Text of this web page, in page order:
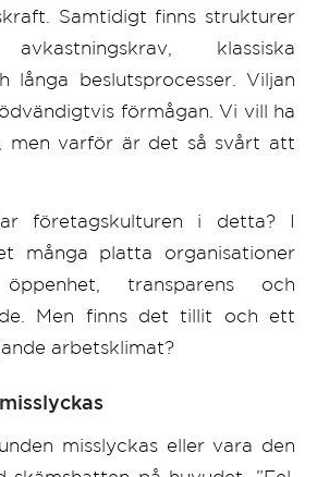
Samtidigt finns strukturer
klassiska
långa beslutsprocesser. Viljan
förmågan. Vi vill ha
men varför är det så svårt att
företagskulturen i detta? I
många platta organisationer
transparens och
Men finns det tillit och ett
arbetsklimat?
misslyckas eller vara den